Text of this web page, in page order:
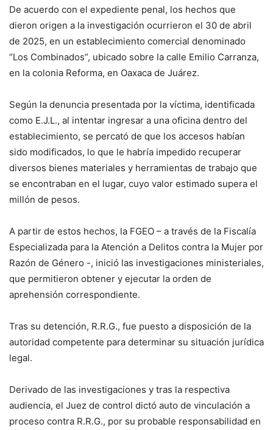
De acuerdo con el expediente penal, los hechos que
dieron origen a la investigación ocurrieron el 30 de abril
de 2025, en un establecimiento comercial denominado
“Los Combinados”, ubicado sobre la calle Emilio Carranza,
en la colonia Reforma, en Oaxaca de Juárez.
Según la denuncia presentada por la víctima, identificada
como E.J.L., al intentar ingresar a una oficina dentro del
establecimiento, se percató de que los accesos habían
sido modificados, lo que le habría impedido recuperar
diversos bienes materiales y herramientas de trabajo que
se encontraban en el lugar, cuyo valor estimado supera el
millón de pesos.
A partir de estos hechos, la FGEO – a través de la Fiscalía
Especializada para la Atención a Delitos contra la Mujer por
Razón de Género -, inició las investigaciones ministeriales,
que permitieron obtener y ejecutar la orden de
aprehensión correspondiente.
Tras su detención, R.R.G., fue puesto a disposición de la
autoridad competente para determinar su situación jurídica
legal.
Derivado de las investigaciones y tras la respectiva
audiencia, el Juez de control dictó auto de vinculación a
proceso contra R.R.G., por su probable responsabilidad en